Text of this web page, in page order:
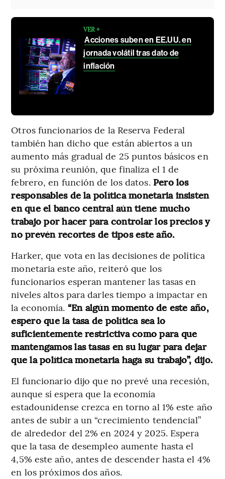
VER +
Acciones suben en EE.UU. en
jornada volátil tras dato de
inflación
Otros funcionarios de la Reserva Federal
también han dicho que están abiertos a un
aumento más gradual de 25 puntos básicos en
su próxima reunión, que finaliza el 1 de
febrero, en función de los datos. Pero los
responsables de la política monetaria insisten
en que el banco central aún tiene mucho
trabajo por hacer para controlar los precios y
no prevén recortes de tipos este año.
Harker, que vota en las decisiones de política
monetaria este año, reiteró que los
funcionarios esperan mantener las tasas en
niveles altos para darles tiempo a impactar en
la economía. “En algún momento de este año,
espero que la tasa de política sea lo
suficientemente restrictiva como para que
mantengamos las tasas en su lugar para dejar
que la política monetaria haga su trabajo”, dijo.
El funcionario dijo que no prevé una recesión,
aunque sí espera que la economía
estadounidense crezca en torno al 1% este año
antes de subir a un “crecimiento tendencial”
de alrededor del 2% en 2024 y 2025. Espera
que la tasa de desempleo aumente hasta el
4,5% este año, antes de descender hasta el 4%
en los próximos dos años.